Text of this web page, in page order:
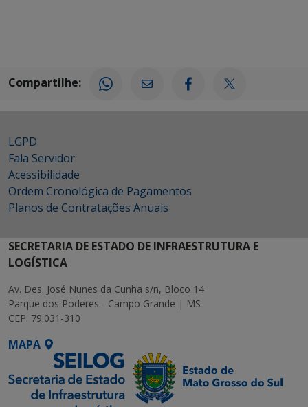
Compartilhe:
LGPD
Fala Servidor
Acessibilidade
Ordem Cronológica de Pagamentos
Planos de Contratações Anuais
SECRETARIA DE ESTADO DE INFRAESTRUTURA E
LOGÍSTICA
Av. Des. José Nunes da Cunha s/n, Bloco 14
Parque dos Poderes - Campo Grande | MS
CEP: 79.031-310
MAPA